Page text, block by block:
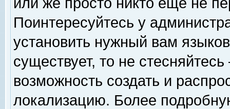
Поинтересуйтесь у
установить нужный вам
существует, то не
возможность создать и
локализацию. Более